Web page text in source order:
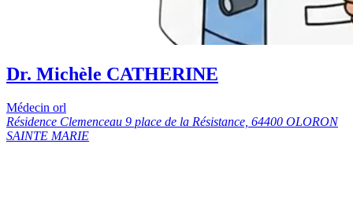
Dr. Michèle CATHERINE
Médecin orl
Résidence Clemenceau 9 place de la Résistance, 64400 OLORON
SAINTE MARIE